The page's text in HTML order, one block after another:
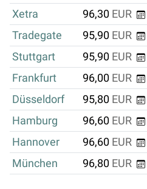
Xetra
96,30 EUR
Tradegate
95,90 EUR
Stuttgart
95,90 EUR
Frankfurt
96,00 EUR
Düsseldorf
95,80 EUR
Hamburg
96,60 EUR
Hannover
96,60 EUR
München
96,80 EUR